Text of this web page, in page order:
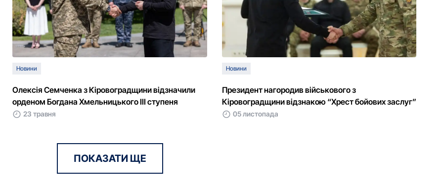
Новини
Олексія Семченка з Кіровоградщини відзначили
орденом Богдана Хмельницького ІІІ ступеня
23 травня
Новини
Президент нагородив військового з
Кіровоградщини відзнакою “Хрест бойових заслуг”
05 листопада
ПОКАЗАТИ ЩЕ